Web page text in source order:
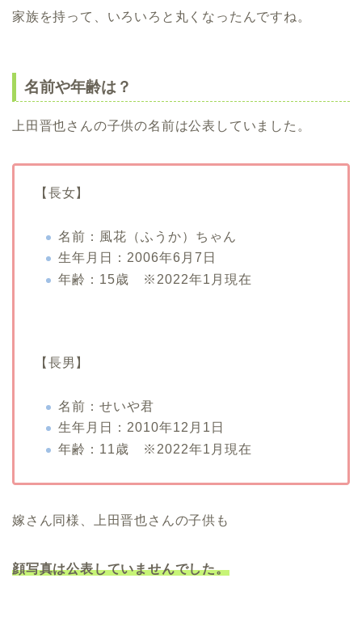
家族を持って、いろいろと丸くなったんですね。
名前や年齢は？
上田晋也さんの子供の名前は公表していました。
【長女】
名前：風花（ふうか）ちゃん
生年月日：2006年6月7日
年齢：15歳 ※2022年1月現在
【長男】
名前：せいや君
生年月日：2010年12月1日
年齢：11歳 ※2022年1月現在
嫁さん同様、上田晋也さんの子供も
顔写真は公表していませんでした。